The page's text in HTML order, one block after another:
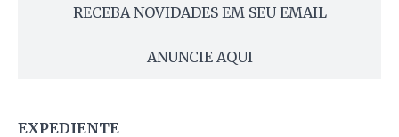
RECEBA NOVIDADES EM SEU EMAIL
ANUNCIE AQUI
EXPEDIENTE